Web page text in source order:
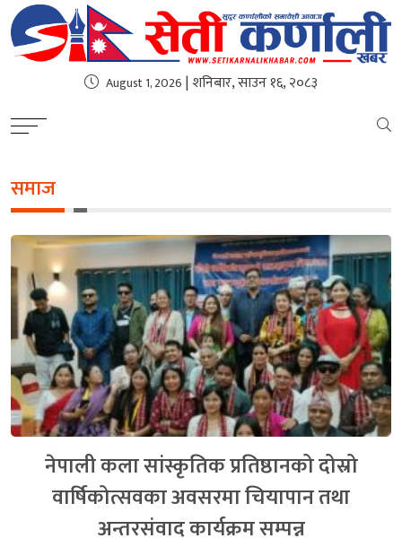
August 1, 2026 | शनिबार, साउन १६, २०८३
समाज
नेपाली कला सांस्कृतिक प्रतिष्ठानको दोस्रो
वार्षिकोत्सवका अवसरमा चियापान तथा
अन्तरसंवाद कार्यक्रम सम्पन्न